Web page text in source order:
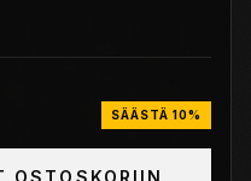
SÄÄSTÄ 10%
OSTOSKORIIN